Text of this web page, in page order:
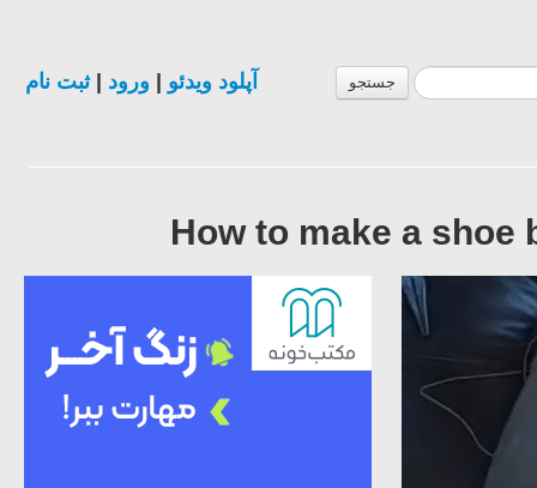
جستجو آپلود ویدئو ورود |ثبت نام
How to make a shoe